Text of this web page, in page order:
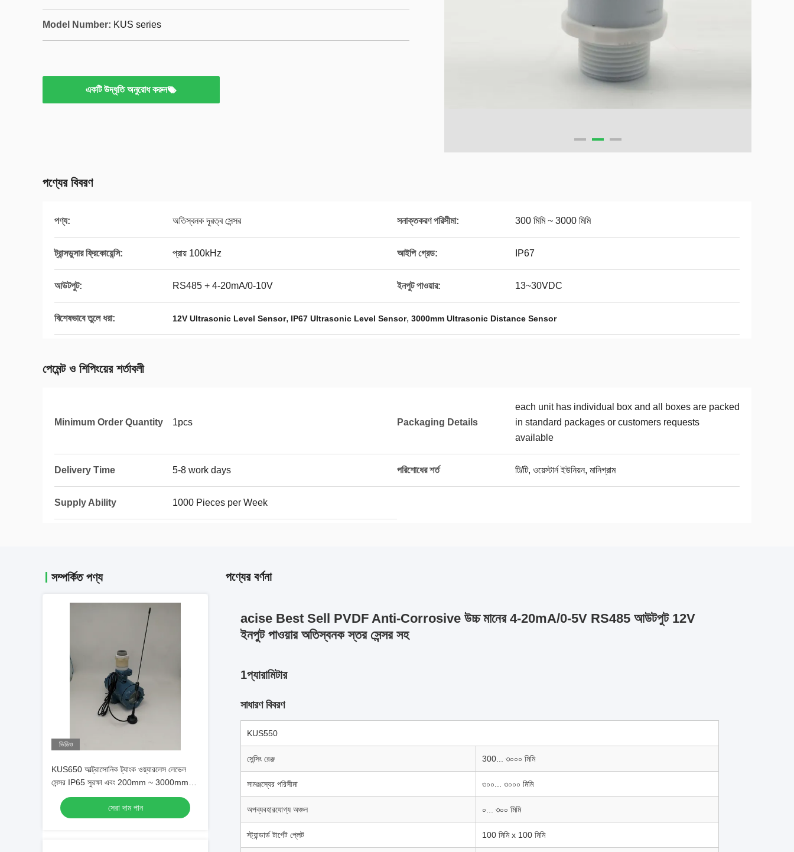
Model Number: KUS series
একটি উদ্ধৃতি অনুরোধ করুন
পণ্যের বিবরণ
পণ্য: অতিস্বনক দূরত্ব সেন্সর সনাক্তকরণ পরিসীমা: 300 মিমি ~ 3000 মিমি
ট্রান্সডুসার ফ্রিকোয়েন্সি: প্রায় 100kHz আইপি গ্রেড: IP67
আউটপুট: RS485 + 4-20mA/0-10V ইনপুট পাওয়ার: 13~30VDC
বিশেষভাবে তুলে ধরা: 12V Ultrasonic Level Sensor, IP67 Ultrasonic Level Sensor, 3000mm Ultrasonic Distance Sensor
পেমেন্ট ও শিপিংয়ের শর্তাবলী
Minimum Order Quantity 1pcs Packaging Details
each unit has individual box and all boxes are packed
in standard packages or customers requests
available
Delivery Time 5-8 work days পরিশোধের শর্ত টি/টি, ওয়েস্টার্ন ইউনিয়ন, মানিগ্রাম
Supply Ability 1000 Pieces per Week
সম্পর্কিত পণ্য
ভিডিও
KUS650 আল্ট্রাসোনিক ট্যাংক ওয়্যারলেস লেভেল
সেন্সর IP65 সুরক্ষা এবং 200mm ~ 3000mm
সনাক্তকরণ ব্যাপ্তি
সেরা দাম পান
পণ্যের বর্ণনা
acise Best Sell PVDF Anti-Corrosive উচ্চ মানের 4-20mA/0-5V RS485 আউটপুট 12V
ইনপুট পাওয়ার অতিস্বনক স্তর সেন্সর সহ
1প্যারামিটার
সাধারণ বিবরণ
KUS550
সেন্সিং রেঞ্জ 300... ৩০০০ মিমি
সামঞ্জস্যের পরিসীমা ৩০০... ৩০০০ মিমি
অপব্যবহারযোগ্য অঞ্চল ০... ৩০০ মিমি
স্ট্যান্ডার্ড টার্গেট প্লেট 100 মিমি x 100 মিমি